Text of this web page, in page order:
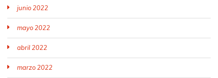
junio 2022
mayo 2022
abril 2022
marzo 2022